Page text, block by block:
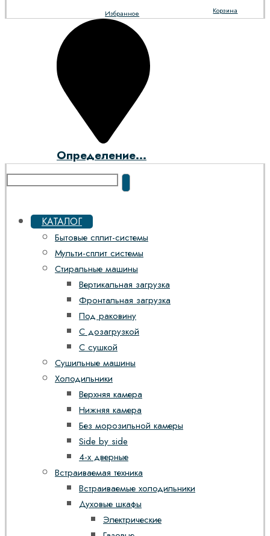
Корзина
Избранное
Определение...
КАТАЛОГ
Бытовые сплит-системы
Мульти-сплит системы
Стиральные машины
Вертикальная загрузка
Фронтальная загрузка
Под раковину
С дозагрузкой
С сушкой
Сушильные машины
Холодильники
Верхняя камера
Нижняя камера
Без морозильной камеры
Side by side
4-х дверные
Встраиваемая техника
Встраиваемые холодильники
Духовые шкафы
Электрические